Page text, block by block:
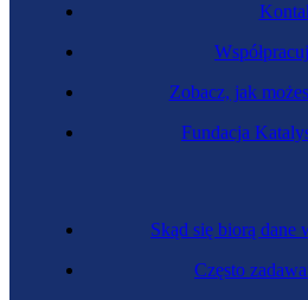
Skąd się biorą dane
Często
Zobacz, jak
Fundacja